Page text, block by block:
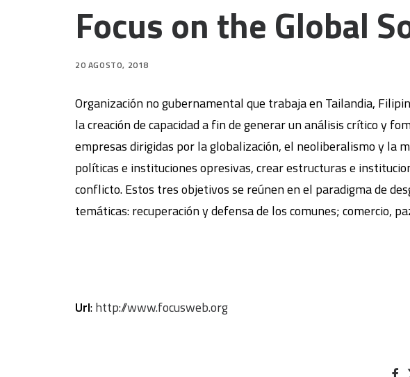
Focus on the Global
20 AGOSTO, 2018
Organización no gubernamental que trabaja en Tailandia,
la creación de capacidad a fin de generar un análisis crítico y
empresas dirigidas por la globalización, el neoliberalismo y la
políticas e instituciones opresivas, crear estructuras e
conflicto. Estos tres objetivos se reúnen en el paradigma de
temáticas: recuperación y defensa de los comunes; comercio,
Url:http://www.focusweb.org